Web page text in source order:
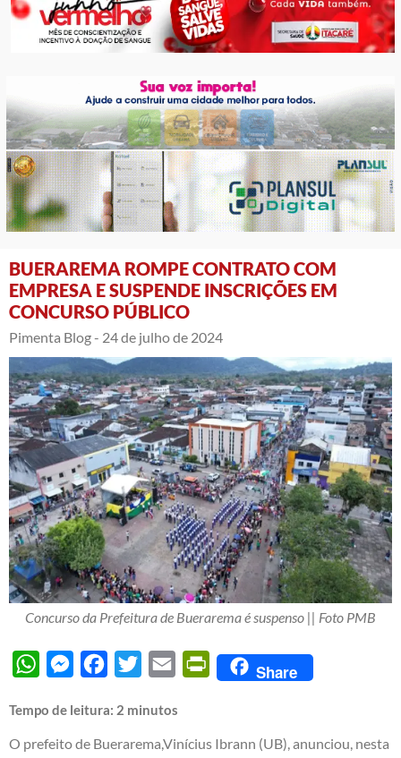
BUERAREMA ROMPE CONTRATO COM
EMPRESA E SUSPENDE INSCRIÇÕES EM
CONCURSO PÚBLICO
Pimenta Blog - 24 de julho de 2024
Concurso da Prefeitura de Buerarema é suspenso || Foto PMB
WhatsAppMessengerFacebook
Twitter Email PrintFriendly
Share
Tempo de leitura: 2 minutos
O prefeito de Buerarema,Vinícius Ibrann (UB), anunciou, nesta